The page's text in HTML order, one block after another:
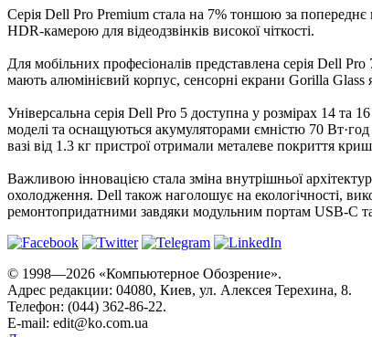
Серія Dell Pro Premium стала на 7% тоншою за
HDR-камерою для відеодзвінків високої чіткості.
Для мобільних професіоналів представлена серія Dell
мають алюмінієвий корпус, сенсорні екрани Gorilla Glass
Універсальна серія Dell Pro 5 доступна у розмірах 14 та
моделі та оснащуються акумуляторами ємністю 70
вазі від 1.3 кг пристрої отримали металеве покриття
Важливою інновацією стала зміна внутрішньої
охолодження. Dell також наголошує на екологічності,
ремонтопридатними завдяки модульним портам USB-C
© 1998—2026 «Компьютерное Обозрение».
Адрес редакции: 04080, Киев, ул. Алексея Терехина, 8.
Телефон: (044) 362-86-22.
E-mail: edit@ko.com.ua